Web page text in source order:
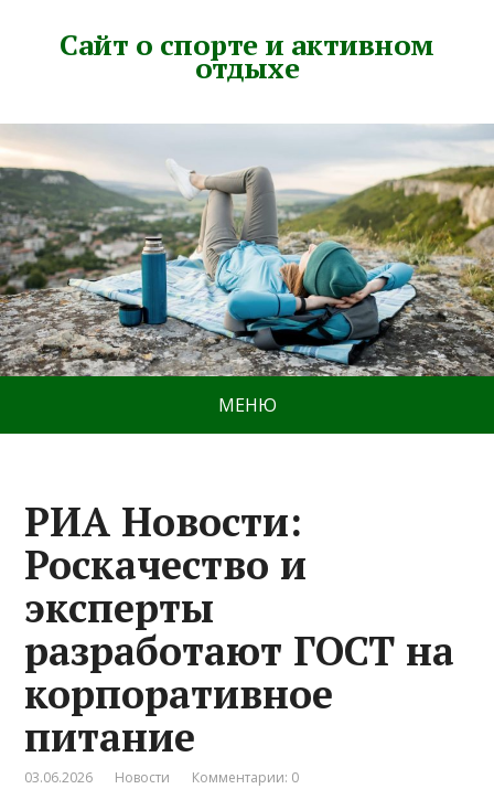
Сайт о спорте и активном
отдыхе
МЕНЮ
РИА Новости:
Роскачество и
эксперты
разработают ГОСТ на
корпоративное
питание
03.06.2026 Новости Комментарии: 0